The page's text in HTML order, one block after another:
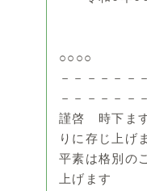
株式
取
○○○○
－－－－－－
－－－－－－
謹啓 時下ま
りに存じ上げ
平素は格別の
上げます